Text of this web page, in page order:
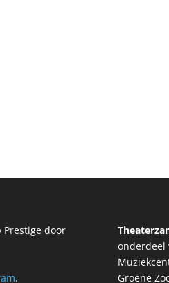
Prestige door
.
onderdeel
Groene